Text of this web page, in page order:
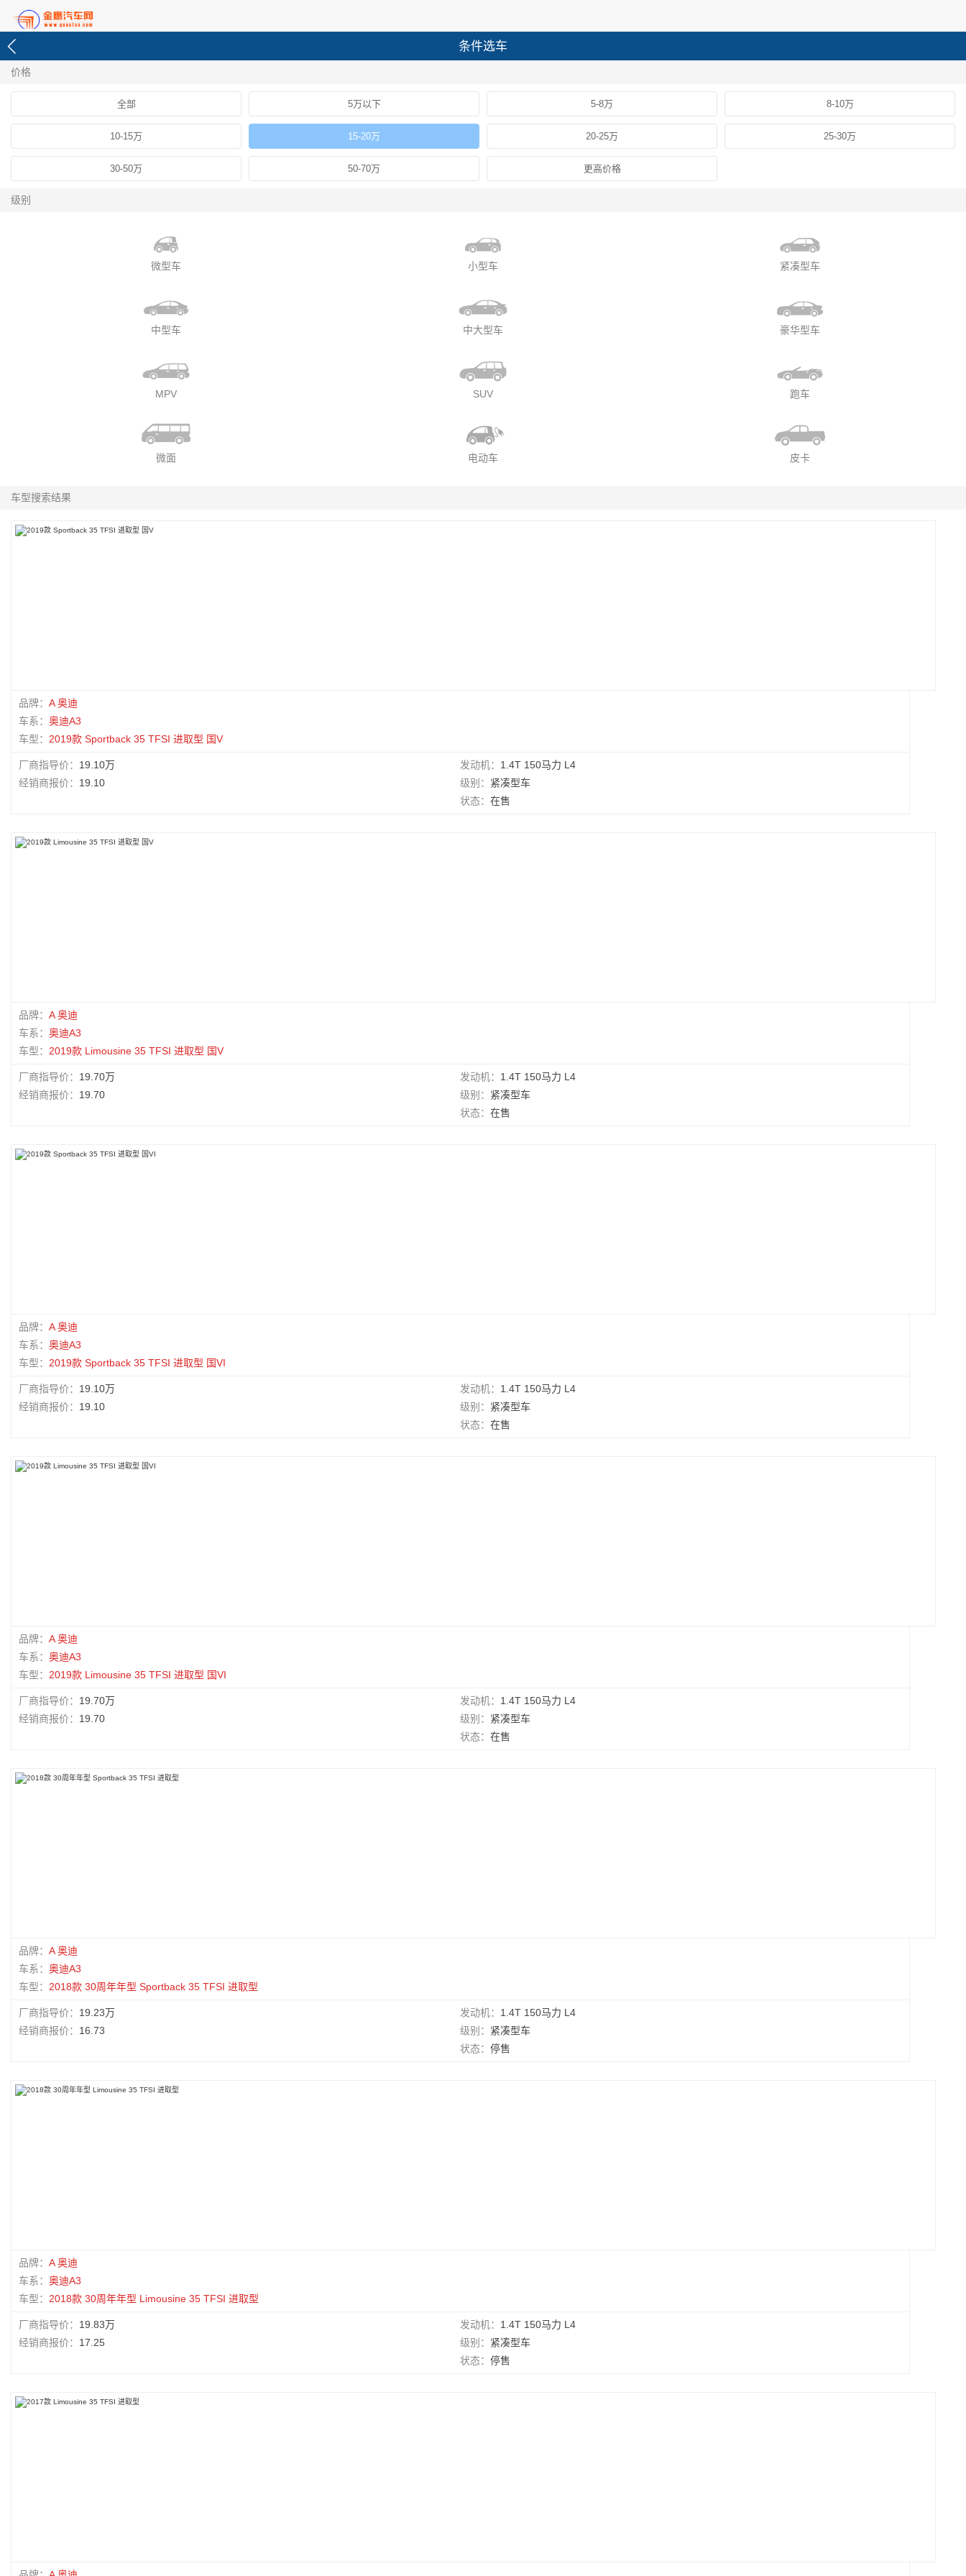
条件选车
价格
全部 5万以下 5-8万 8-10万
10-15万 15-20万 20-25万 25-30万
30-50万 50-70万 更高价格
级别
微型车 小型车 紧凑型车
中型车 中大型车 豪华型车
MPV SUV 跑车
微面 电动车 皮卡
车型搜索结果
品牌： A 奥迪
车系： 奥迪A3
车型： 2019款 Sportback 35 TFSI 进取型 国V
发动机： 1.4T 150马力 L4
厂商指导价： 19.10万
级别： 紧凑型车
经销商报价： 19.10
状态：在售
品牌： A 奥迪
车系： 奥迪A3
车型： 2019款 Limousine 35 TFSI 进取型 国V
发动机： 1.4T 150马力 L4
厂商指导价： 19.70万
级别： 紧凑型车
经销商报价： 19.70
状态：在售
品牌： A 奥迪
车系： 奥迪A3
车型： 2019款 Sportback 35 TFSI 进取型 国VI
发动机： 1.4T 150马力 L4
厂商指导价： 19.10万
级别： 紧凑型车
经销商报价： 19.10
状态：在售
品牌： A 奥迪
车系： 奥迪A3
车型： 2019款 Limousine 35 TFSI 进取型 国VI
发动机： 1.4T 150马力 L4
厂商指导价： 19.70万
级别： 紧凑型车
经销商报价： 19.70
状态：在售
品牌： A 奥迪
车系： 奥迪A3
车型： 2018款 30周年年型 Sportback 35 TFSI 进取型
发动机： 1.4T 150马力 L4
厂商指导价： 19.23万
级别： 紧凑型车
经销商报价： 16.73
状态：停售
品牌： A 奥迪
车系： 奥迪A3
车型： 2018款 30周年年型 Limousine 35 TFSI 进取型
发动机： 1.4T 150马力 L4
厂商指导价： 19.83万
级别： 紧凑型车
经销商报价： 17.25
状态：停售